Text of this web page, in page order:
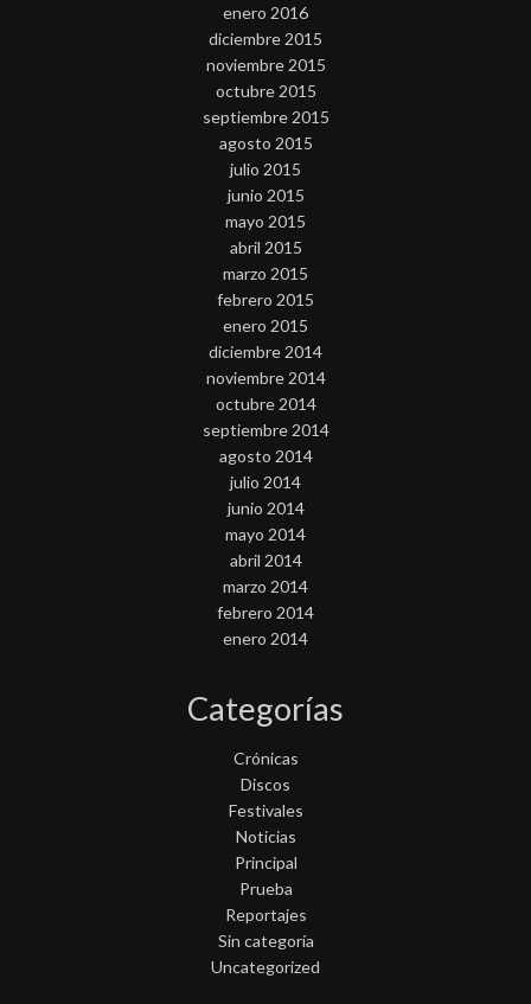
enero 2016
diciembre 2015
noviembre 2015
octubre 2015
septiembre 2015
agosto 2015
julio 2015
junio 2015
mayo 2015
abril 2015
marzo 2015
febrero 2015
enero 2015
diciembre 2014
noviembre 2014
octubre 2014
septiembre 2014
agosto 2014
julio 2014
junio 2014
mayo 2014
abril 2014
marzo 2014
febrero 2014
enero 2014
Categorías
Crónicas
Discos
Festivales
Noticias
Principal
Prueba
Reportajes
Sin categoría
Uncategorized